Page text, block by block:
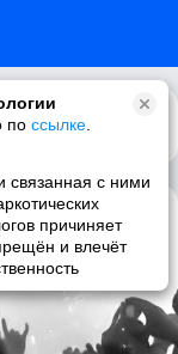
по ссылке
связанная с ними
причиняет
и влечёт